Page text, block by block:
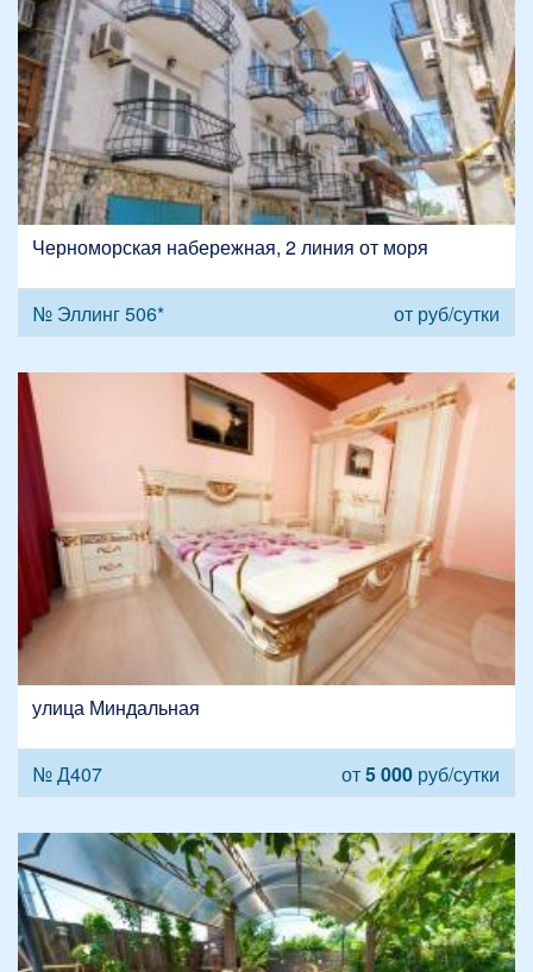
Черноморская набережная, 2 линия от моря
№ Эллинг 506* от руб/сутки
улица Миндальная
№ Д407 от5 000 руб/сутки